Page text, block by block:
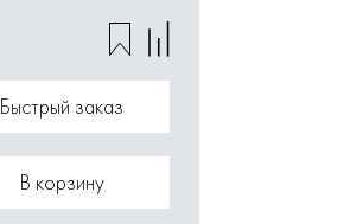
Быстрый заказ
В корзину